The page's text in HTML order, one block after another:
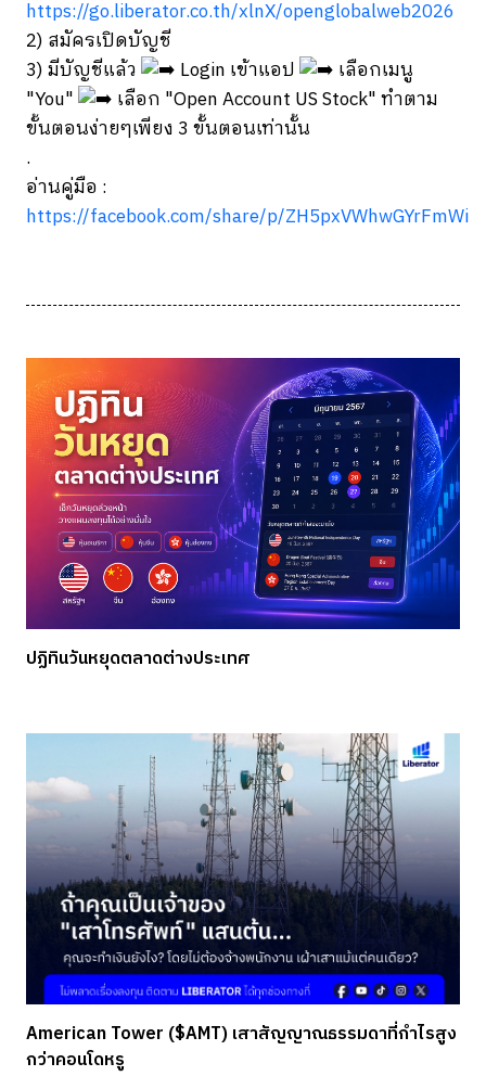
https://go.liberator.co.th/xlnX/openglobalweb2026
2) สมัครเปิดบัญชี
3) มีบัญชีแล้ว
Login เข้าแอป
เลือกเมนู
"You"
เลือก "Open Account US Stock" ทำตาม
ขั้นตอนง่ายๆเพียง 3 ขั้นตอนเท่านั้น
.
อ่านคู่มือ :
https://facebook.com/share/p/ZH5pxVWhwGYrFmWi
ปฏิทินวันหยุดตลาดต่างประเทศ
American Tower ($AMT) เสาสัญญาณธรรมดาที่กำไรสูง
กว่าคอนโดหรู